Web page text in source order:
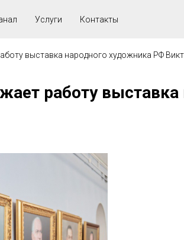
Услуги Контакты
выставка народного художника РФ
работу